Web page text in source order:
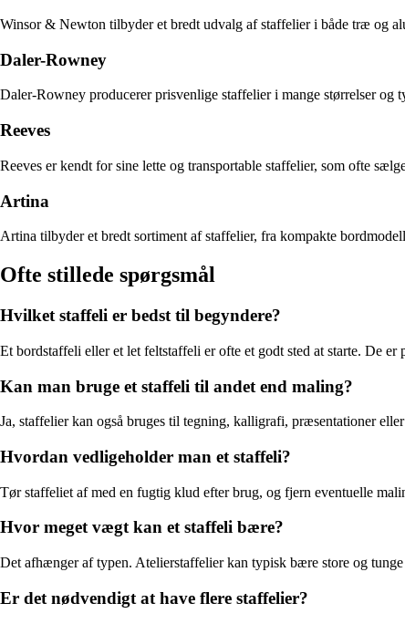
Winsor & Newton tilbyder et bredt udvalg af staffelier i både træ og
Daler-Rowney
Daler-Rowney producerer prisvenlige staffelier i mange størrelser
Reeves
Reeves er kendt for sine lette og transportable staffelier, som ofte
Artina
Artina tilbyder et bredt sortiment af staffelier, fra kompakte
Ofte stillede spørgsmål
Hvilket staffeli er bedst til begyndere?
Et bordstaffeli eller et let feltstaffeli er ofte et godt sted at starte. De
Kan man bruge et staffeli til andet end maling?
Ja, staffelier kan også bruges til tegning, kalligrafi, præsentationer
Hvordan vedligeholder man et staffeli?
Tør staffeliet af med en fugtig klud efter brug, og fjern eventuelle
Hvor meget vægt kan et staffeli bære?
Det afhænger af typen. Atelierstaffelier kan typisk bære store og
Er det nødvendigt at have flere staffelier?